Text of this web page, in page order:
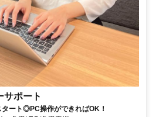
サポート
ート◎PC操作ができればOK！